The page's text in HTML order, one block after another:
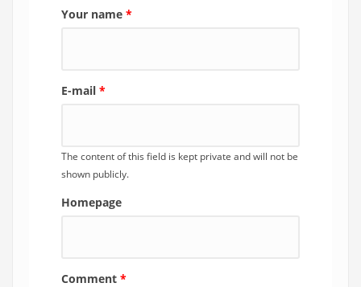
Your name *
E-mail *
The content of this field is kept private and will not be
shown publicly.
Homepage
Comment *